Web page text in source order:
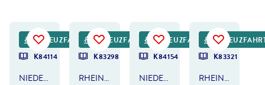
KREUZFAHRT
K84114
NIEDERLANDE - SÜDROUTE
FRÜHBUCHER-VORTEIL
KREUZFAHRT
K83298
RHEIN & MOSEL
KREUZFAHRT
K84154
NIEDERLANDE & BELGIEN
K83321
RHEIN, MOSEL & SAAR